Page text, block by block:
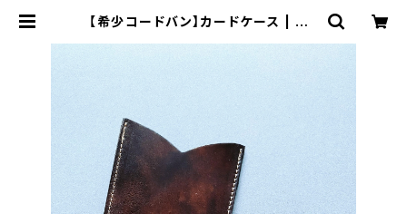
【希少コードバン】カードケース | HA